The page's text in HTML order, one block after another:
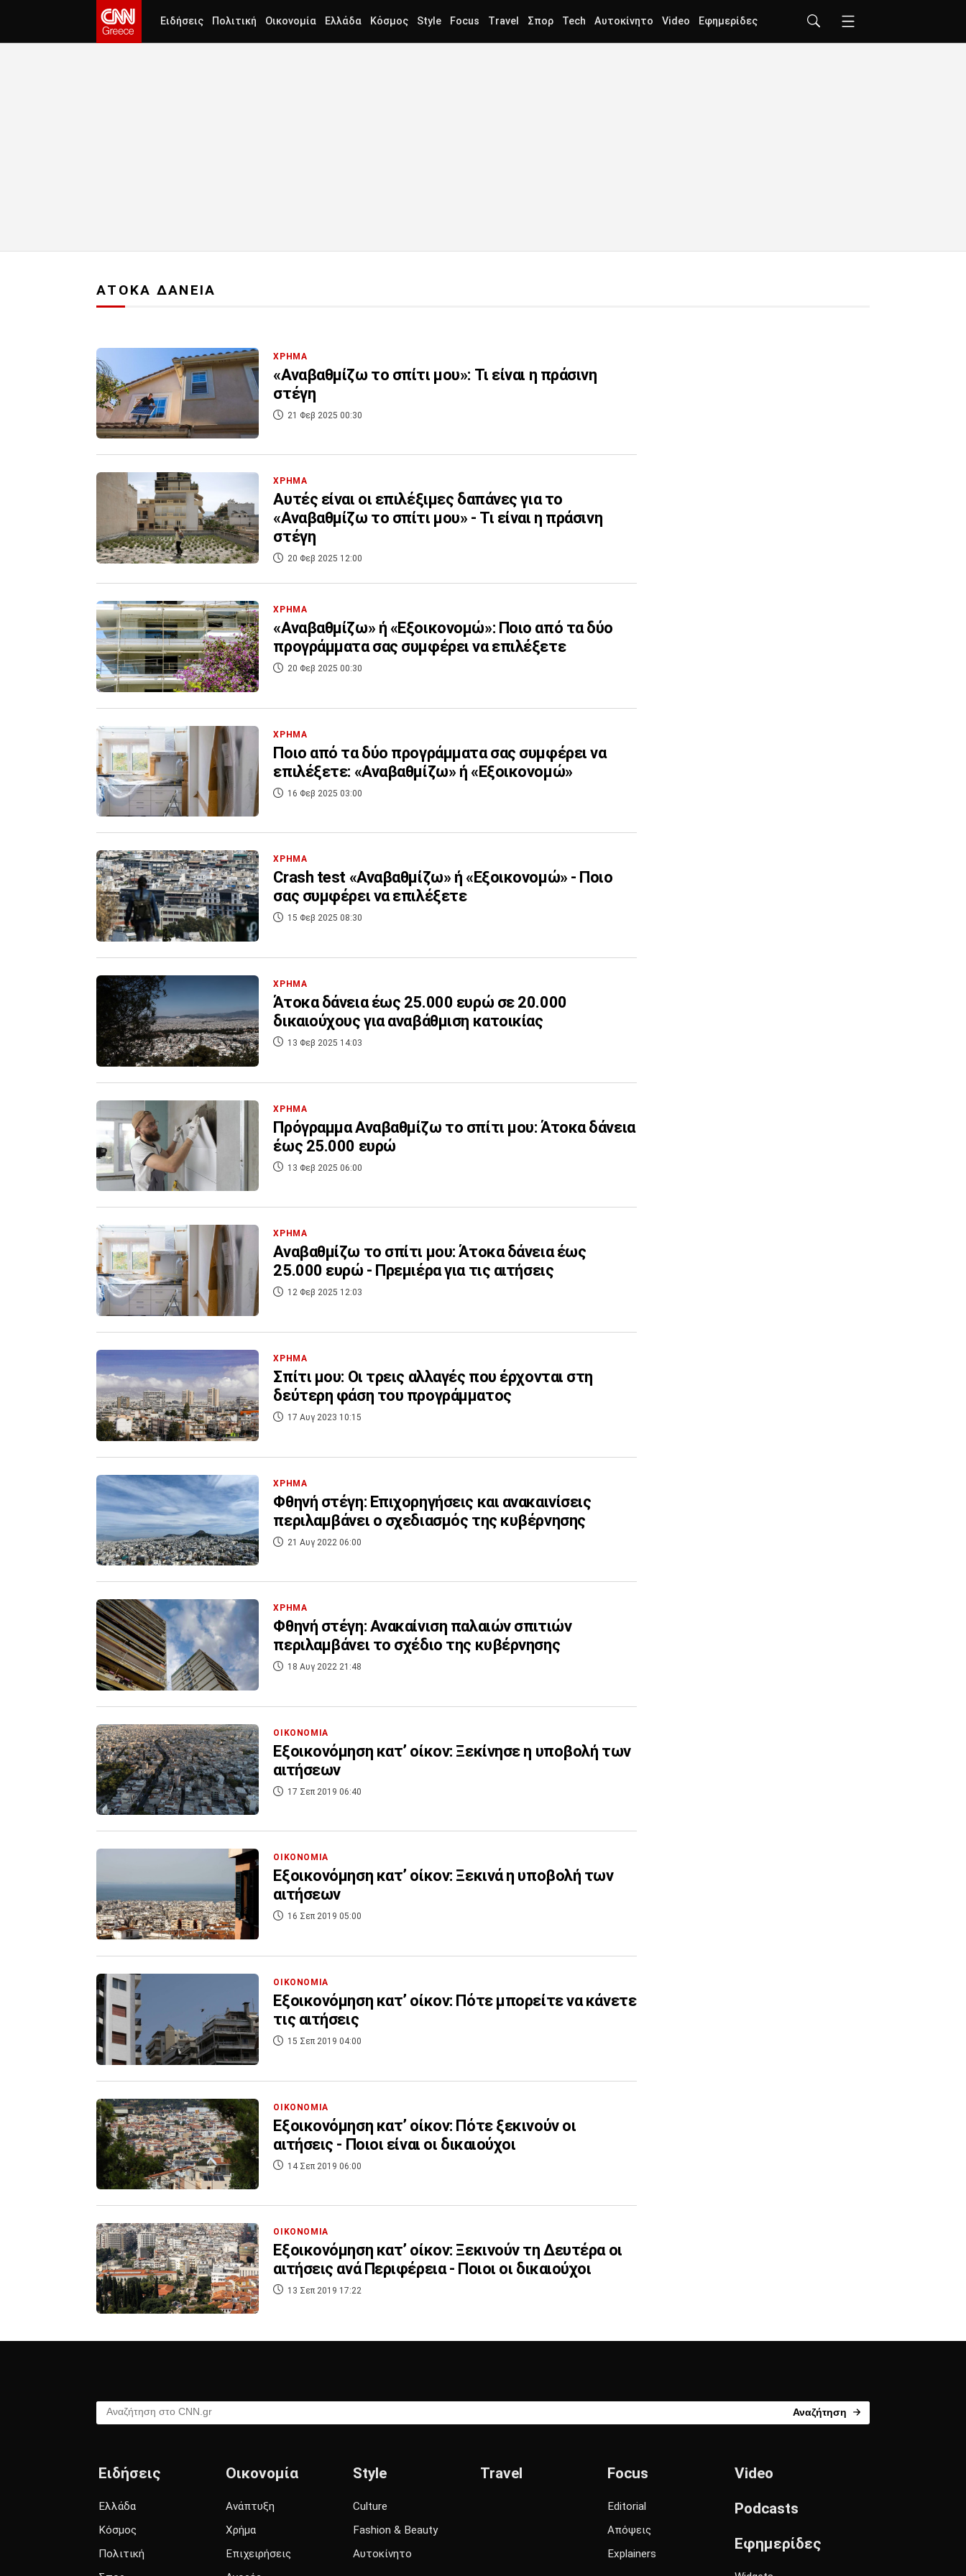
Ειδήσεις Πολιτική Οικονομία Ελλάδα Κόσμος Style Focus Travel Σπορ Tech Αυτοκίνητο Video Εφημερίδες
ΑΤΟΚΑ ΔΑΝΕΙΑ
ΧΡΗΜΑ
«Αναβαθμίζω το σπίτι μου»: Τι είναι η πράσινη
στέγη
21 Φεβ 2025 00:30
ΧΡΗΜΑ
Αυτές είναι οι επιλέξιμες δαπάνες για το
«Αναβαθμίζω το σπίτι μου» - Τι είναι η πράσινη
στέγη
20 Φεβ 2025 12:00
ΧΡΗΜΑ
«Αναβαθμίζω» ή «Εξοικονομώ»: Ποιο από τα δύο
προγράμματα σας συμφέρει να επιλέξετε
20 Φεβ 2025 00:30
ΧΡΗΜΑ
Ποιο από τα δύο προγράμματα σας συμφέρει να
επιλέξετε: «Αναβαθμίζω» ή «Εξοικονομώ»
16 Φεβ 2025 03:00
ΧΡΗΜΑ
Crash test «Αναβαθμίζω» ή «Εξοικονομώ» - Ποιο
σας συμφέρει να επιλέξετε
15 Φεβ 2025 08:30
ΧΡΗΜΑ
Άτοκα δάνεια έως 25.000 ευρώ σε 20.000
δικαιούχους για αναβάθμιση κατοικίας
13 Φεβ 2025 14:03
ΧΡΗΜΑ
Πρόγραμμα Αναβαθμίζω το σπίτι μου: Άτοκα δάνεια
έως 25.000 ευρώ
13 Φεβ 2025 06:00
ΧΡΗΜΑ
Αναβαθμίζω το σπίτι μου: Άτοκα δάνεια έως
25.000 ευρώ - Πρεμιέρα για τις αιτήσεις
12 Φεβ 2025 12:03
ΧΡΗΜΑ
Σπίτι μου: Οι τρεις αλλαγές που έρχονται στη
δεύτερη φάση του προγράμματος
17 Αυγ 2023 10:15
ΧΡΗΜΑ
Φθηνή στέγη: Επιχορηγήσεις και ανακαινίσεις
περιλαμβάνει ο σχεδιασμός της κυβέρνησης
21 Αυγ 2022 06:00
ΧΡΗΜΑ
Φθηνή στέγη: Ανακαίνιση παλαιών σπιτιών
περιλαμβάνει το σχέδιο της κυβέρνησης
18 Αυγ 2022 21:48
ΟΙΚΟΝΟΜΙΑ
Εξοικονόμηση κατ’ οίκον: Ξεκίνησε η υποβολή των
αιτήσεων
17 Σεπ 2019 06:40
ΟΙΚΟΝΟΜΙΑ
Εξοικονόμηση κατ’ οίκον: Ξεκινά η υποβολή των
αιτήσεων
16 Σεπ 2019 05:00
ΟΙΚΟΝΟΜΙΑ
Εξοικονόμηση κατ’ οίκον: Πότε μπορείτε να κάνετε
τις αιτήσεις
15 Σεπ 2019 04:00
ΟΙΚΟΝΟΜΙΑ
Εξοικονόμηση κατ’ οίκον: Πότε ξεκινούν οι
αιτήσεις - Ποιοι είναι οι δικαιούχοι
14 Σεπ 2019 06:00
ΟΙΚΟΝΟΜΙΑ
Εξοικονόμηση κατ’ οίκον: Ξεκινούν τη Δευτέρα οι
αιτήσεις ανά Περιφέρεια - Ποιοι οι δικαιούχοι
13 Σεπ 2019 17:22
Αναζήτηση στο CNN.gr Αναζήτηση
Ειδήσεις
Ελλάδα
Κόσμος
Πολιτική
Οικονομία
Ανάπτυξη
Χρήμα
Επιχειρήσεις
Style
Culture
Fashion & Beauty
Αυτοκίνητο
Travel Focus
Editorial
Απόψεις
Explainers
Video
Podcasts
Εφημερίδες